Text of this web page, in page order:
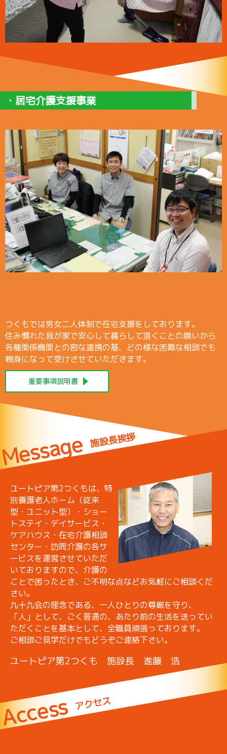
・居宅介護支援事業
つくもでは男女二人体制で在宅支援をしております。
住み慣れた我が家で安心して暮らして頂くことの願いから
各種関係機関との密な連携の基、どの様な困難な相談でも
親身になって受けさせていただきます。
重要事項説明書
施設長挨拶
ユートピア第2つくもは、特
別養護老人ホーム（従来
型・ユニット型）・ショー
トステイ・デイサービス・
ケアハウス・在宅介護相談
センター・訪問介護の各サ
ービスを運営させていただ
いておりますので、介護の
ことで困ったとき、ご不明な点などお気軽にご相談くだ
さい。
九十九会の理念である、一人ひとりの尊厳を守り、
「人」として、ごく普通の、あたり前の生活を送ってい
ただくことを基本として、全職員頑張っております。
ご相談ご見学だけでもどうぞご連絡下さい。
ユートピア第2つくも 施設長 進藤 浩
アクセス